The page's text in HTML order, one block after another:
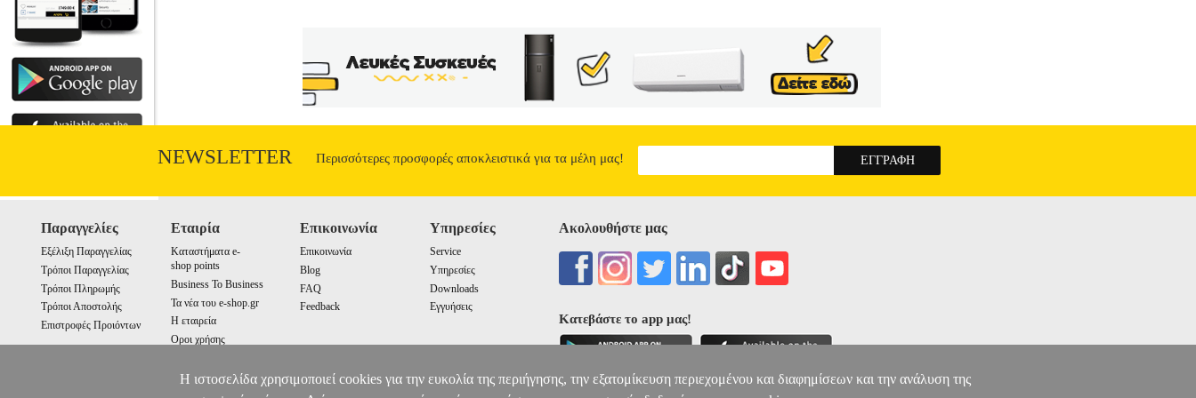
NEWSLETTER Περισσότερες προσφορές αποκλειστικά για τα μέλη μας!
Παραγγελίες
Εξέλιξη Παραγγελίας
Τρόποι Παραγγελίας
Τρόποι Πληρωμής
Τρόποι Αποστολής
Επιστροφές Προιόντων
Εταιρία
Καταστήματα e-
shop points
Business To Business
Τα νέα του e-shop.gr
Η εταιρεία
Οροι χρήσης
Επικοινωνία
Επικοινωνία
Blog
FAQ
Feedback
Υπηρεσίες
Service
Υπηρεσίες
Downloads
Εγγυήσεις
Ακολουθήστε μας
Κατεβάστε το app μας!
Η ιστοσελίδα χρησιμοποιεί cookies για την ευκολία της περιήγησης, την εξατομίκευση περιεχομένου και διαφημίσεων και την ανάλυση της